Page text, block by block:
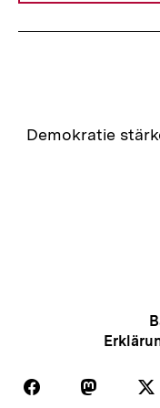
Zur
Demokratie
Folgen
Auf
Folgen